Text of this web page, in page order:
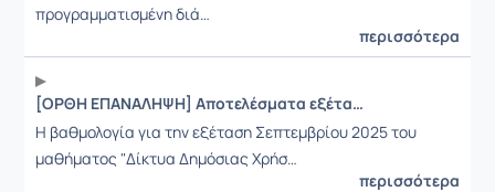
προγραμματισμένη διά…
περισσότερα
[ΟΡΘΗ ΕΠΑΝΑΛΗΨΗ] Αποτελέσματα εξέτασης μαθήματος "Δίκτυα Δημόσιας Χρήσης και Διασύνδεση Δικτύων" (Εξεταστική Σεπτεμβρίου 2025)
Η βαθμολογία για την εξέταση Σεπτεμβρίου 2025 του
μαθήματος "Δίκτυα Δημόσιας Χρήσ…
περισσότερα